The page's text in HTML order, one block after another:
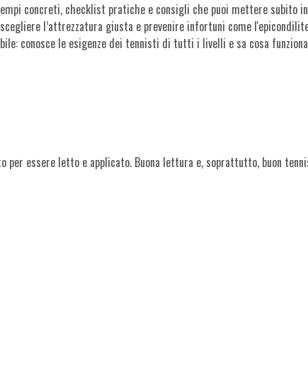
concreti, checklist pratiche e consigli che puoi mettere subito
l’attrezzatura giusta e prevenire infortuni come
conosce le esigenze dei tennisti di tutti i livelli e sa cosa
essere letto e applicato. Buona lettura e, soprattutto, buon